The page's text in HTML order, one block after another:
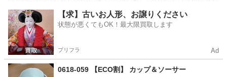
神奈川 食器 リユース
【求】古いお人形、お譲りください
状態が悪くてもOK！最大限買取します
プリフラ Ad
0618-059 【ECO割】 カップ＆ソーサー